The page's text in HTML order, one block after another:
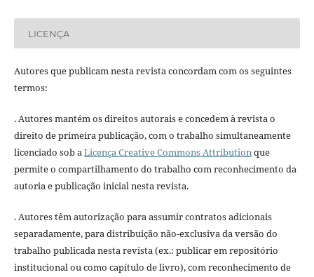
LICENÇA
Autores que publicam nesta revista concordam com os seguintes
termos:
. Autores mantém os direitos autorais e concedem à revista o
direito de primeira publicação, com o trabalho simultaneamente
licenciado sob aLicença Creative Commons Attributionque
permite o compartilhamento do trabalho com reconhecimento da
autoria e publicação inicial nesta revista.
. Autores têm autorização para assumir contratos adicionais
separadamente, para distribuição não-exclusiva da versão do
trabalho publicada nesta revista (ex.: publicar em repositório
institucional ou como capítulo de livro), com reconhecimento de